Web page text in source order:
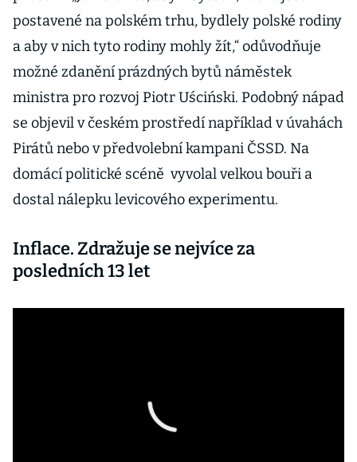
postavené na polském trhu, bydlely polské rodiny
a aby v nich tyto rodiny mohly žít,“ odůvodňuje
možné zdanění prázdných bytů náměstek
ministra pro rozvoj Piotr Uściński. Podobný nápad
se objevil v českém prostředí například v úvahách
Pirátů nebo v předvolební kampani ČSSD. Na
domácí politické scéně vyvolal velkou bouři a
dostal nálepku levicového experimentu.
Inflace. Zdražuje se nejvíce za
posledních 13 let